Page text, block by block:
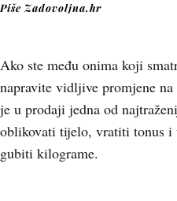
Piše Zadovoljna.hr
Ako ste među onima koji
napravite vidljive promjene
je u prodaji jedna od
oblikovati tijelo, vratiti tonus
gubiti kilograme.